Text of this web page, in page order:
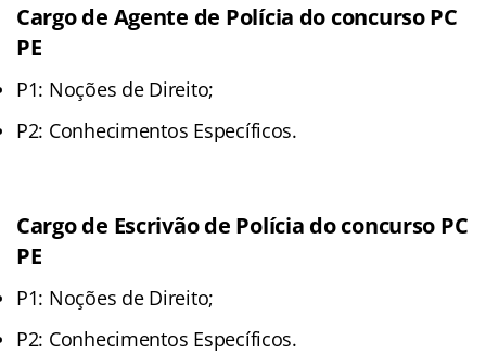
Cargo de Agente de Polícia do concurso PC
PE
P1: Noções de Direito;
P2: Conhecimentos Específicos.
Cargo de Escrivão de Polícia do concurso PC
PE
P1: Noções de Direito;
P2: Conhecimentos Específicos.